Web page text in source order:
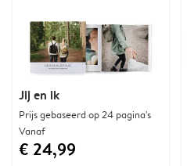
Jij en ik
Prijs gebaseerd op 24 pagina's
Vanaf
€ 24,99